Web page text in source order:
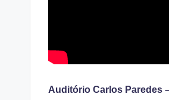
Auditório Carlos Paredes